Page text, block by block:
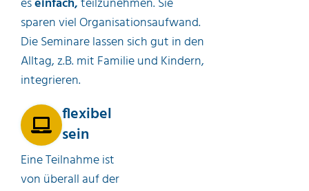
sparen viel Organisationsaufwand.
Die Seminare lassen sich gut in den
Alltag, z.B. mit Familie und Kindern,
integrieren.
flexibel
sein
Eine Teilnahme ist
von überall auf der